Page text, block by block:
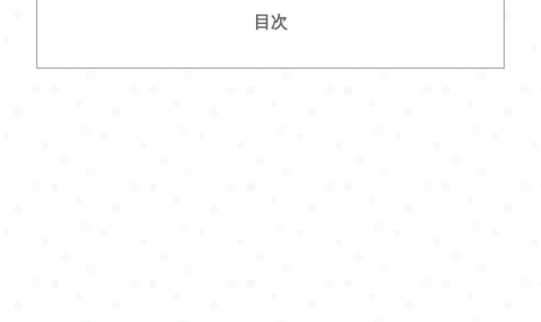
目次